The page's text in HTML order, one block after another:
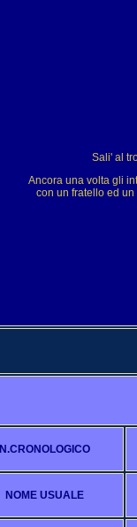
Sali' al
Ancora una volta gli
con un fratello ed
N.CRONOLOGICO
NOME USUALE